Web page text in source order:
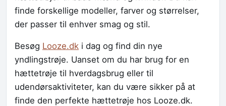
finde forskellige modeller, farver og størrelser,
der passer til enhver smag og stil.
Besøg Looze.dk i dag og find din nye
yndlingstrøje. Uanset om du har brug for en
hættetrøje til hverdagsbrug eller til
udendørsaktiviteter, kan du være sikker på at
finde den perfekte hættetrøje hos Looze.dk.